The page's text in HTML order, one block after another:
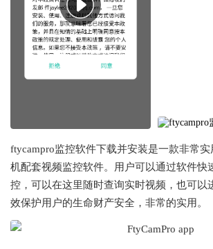
ftycampro监控软件下载并安装是一款非常
机配套视频监控软件。用户可以通过软件快
控，可以在这里随时查询实时视频，也可以
效保护用户的生命财产安全，非常的实用。